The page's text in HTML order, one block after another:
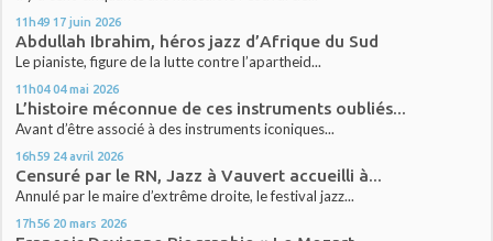
11h49 17 juin 2026
Abdullah Ibrahim, héros jazz d’Afrique du Sud
Le pianiste, figure de la lutte contre l’apartheid...
11h04 04 mai 2026
L’histoire méconnue de ces instruments oubliés...
Avant d’être associé à des instruments iconiques...
16h59 24 avril 2026
Censuré par le RN, Jazz à Vauvert accueilli à...
Annulé par le maire d’extrême droite, le festival jazz...
17h56 20 mars 2026